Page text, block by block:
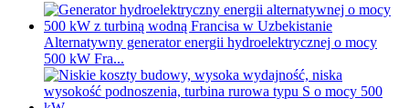
Alternatywny generator energii hydroelektrycznej o mocy
500 kW Fra...